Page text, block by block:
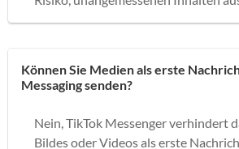
Können Sie Medien als erste
Messaging senden?
Nein, TikTok Messenger verhindert
Bildes oder Videos als erste